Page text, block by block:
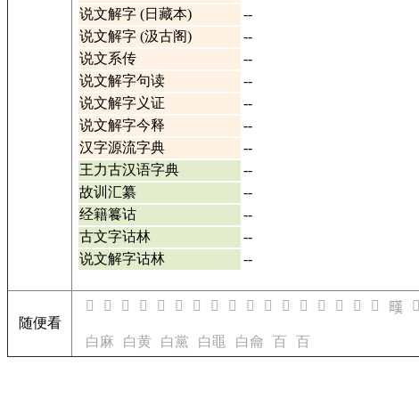
说文解字 (日藏本)
--
说文解字 (汲古阁)
--
说文系传
--
说文解字句读
--
说文解字义证
--
说文解字今释
--
汉字源流字典
--
王力古汉语字典
--
故训汇纂
--
经籍籑诂
--
古文字诂林
--
说文解字诂林
--
随便看
𤲶 𤲷 𤲸 𤲹 𤲺 𤲻 𤲼 𤲾 𤲿 𤳀 𤳂 𤳃 𤳄 𤳅 𤳆 𤳇 𤳈 𤳉 𤳊
白麻
白黄 白黨 白黽 白龠 百 百